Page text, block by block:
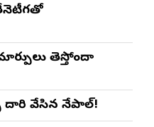
తెస్తోందా
వేసిన నేపాల్!